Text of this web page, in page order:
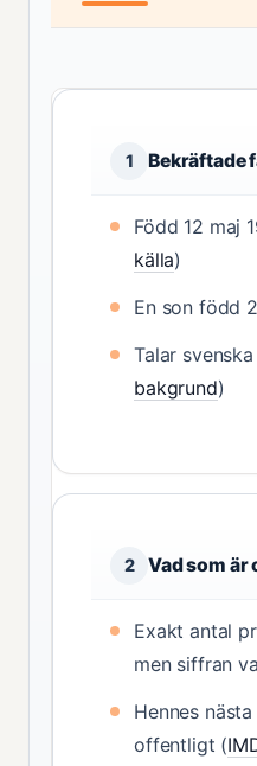
1 Bekräftade
Född 12 maj
källa)
En son född
Talar
bakgrund)
2 Vad som är
Exakt antal
men siffran
Hennes
offentligt (